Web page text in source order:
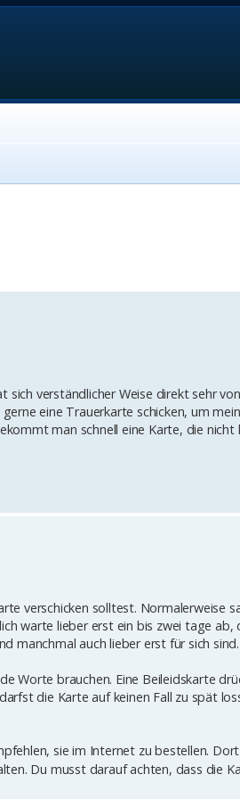
verständlicher Weise direkt sehr
eine Trauerkarte schicken, um
man schnell eine Karte, die nicht
verschicken solltest. Normalerweise
warte lieber erst ein bis zwei tage ab,
manchmal auch lieber erst für sich sind.
Worte brauchen. Eine Beileidskarte
die Karte auf keinen Fall zu spät
sie im Internet zu bestellen.
Du musst darauf achten, dass die